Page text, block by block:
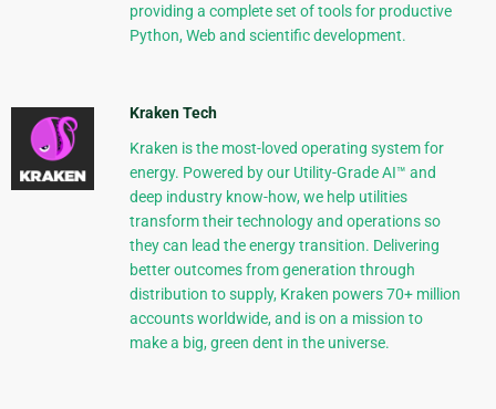
providing a complete set of tools for productive
Python, Web and scientific development.
Kraken Tech
Kraken is the most-loved operating system for
energy. Powered by our Utility-Grade AI™ and
deep industry know-how, we help utilities
transform their technology and operations so
they can lead the energy transition. Delivering
better outcomes from generation through
distribution to supply, Kraken powers 70+ million
accounts worldwide, and is on a mission to
make a big, green dent in the universe.